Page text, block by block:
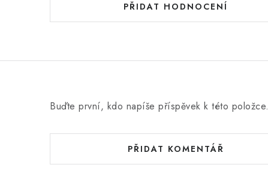
PŘIDAT HODNOCENÍ
Buďte první, kdo napíše příspěvek k této položce.
PŘIDAT KOMENTÁŘ